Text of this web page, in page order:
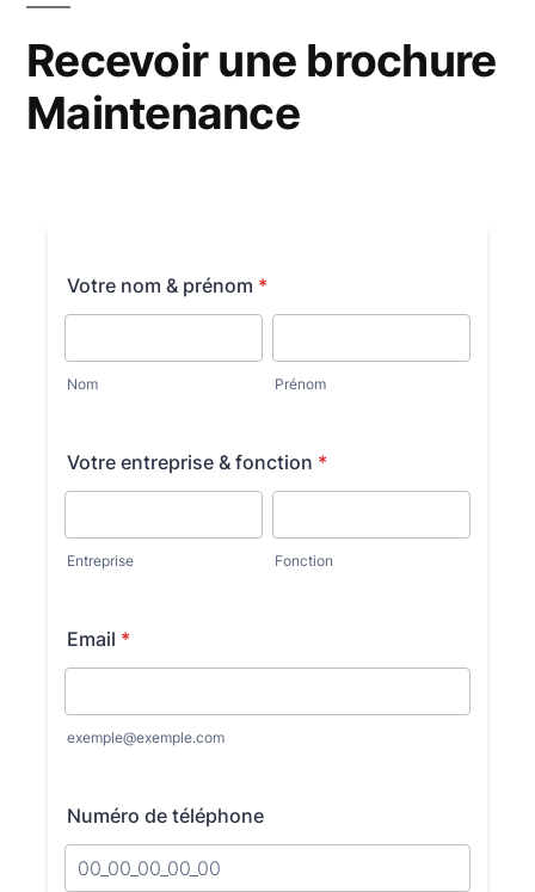
Recevoir une brochure
Maintenance